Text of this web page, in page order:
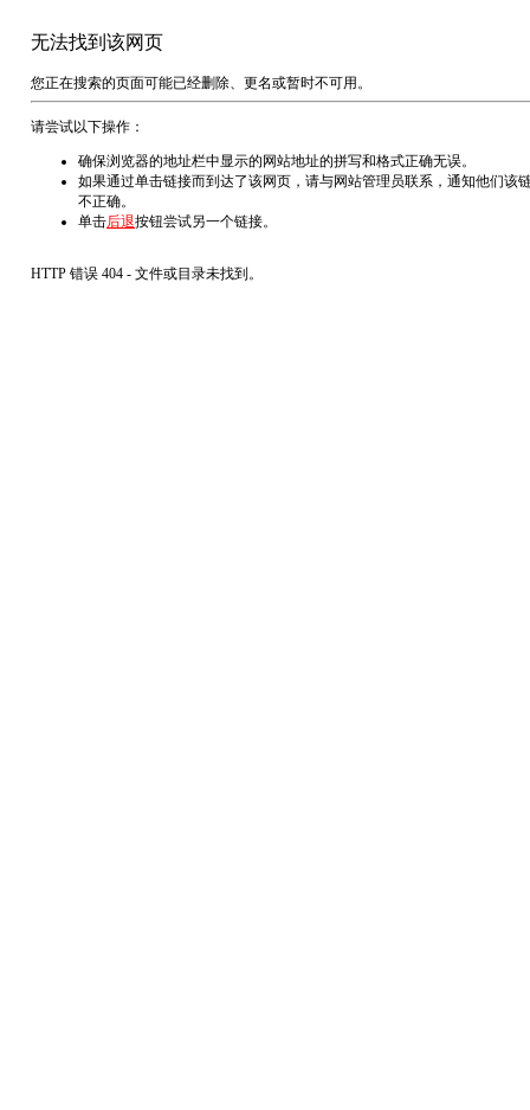
无法找到该网页
您正在搜索的页面可能已经删除、更名或暂时不可用。
请尝试以下操作：
确保浏览器的地址栏中显示的网站地址的拼写和格式正确无误。
如果通过单击链接而到达了该网页，请与网站管理员联系，通知他们该
不正确。
单击后退按钮尝试另一个链接。
HTTP 错误 404 - 文件或目录未找到。